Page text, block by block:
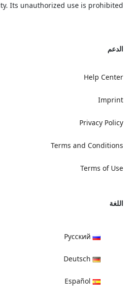
Its unauthorized use is prohibited.
الدعم
Help Center
Imprint
Privacy Policy
Terms and Conditions
Terms of Use
اللغة
Русский
Deutsch
Español